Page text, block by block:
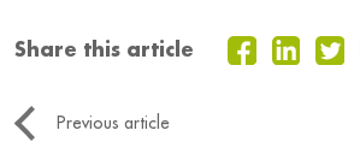
Share this article
Previous article